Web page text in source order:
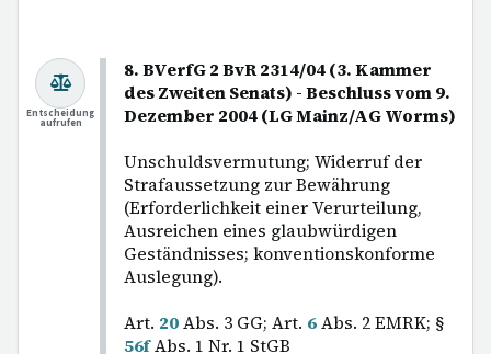
8. BVerfG 2 BvR 2314/04 (3. Kammer
des Zweiten Senats) - Beschluss vom 9.
Dezember 2004 (LG Mainz/AG Worms)
Unschuldsvermutung; Widerruf der
Strafaussetzung zur Bewährung
(Erforderlichkeit einer Verurteilung,
Ausreichen eines glaubwürdigen
Geständnisses; konventionskonforme
Auslegung).
Art. 20Abs. 3 GG; Art. 6Abs. 2 EMRK; §
56fAbs. 1 Nr. 1 StGB
Entscheidung
aufrufen